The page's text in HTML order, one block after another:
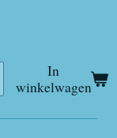
In
winkelwagen